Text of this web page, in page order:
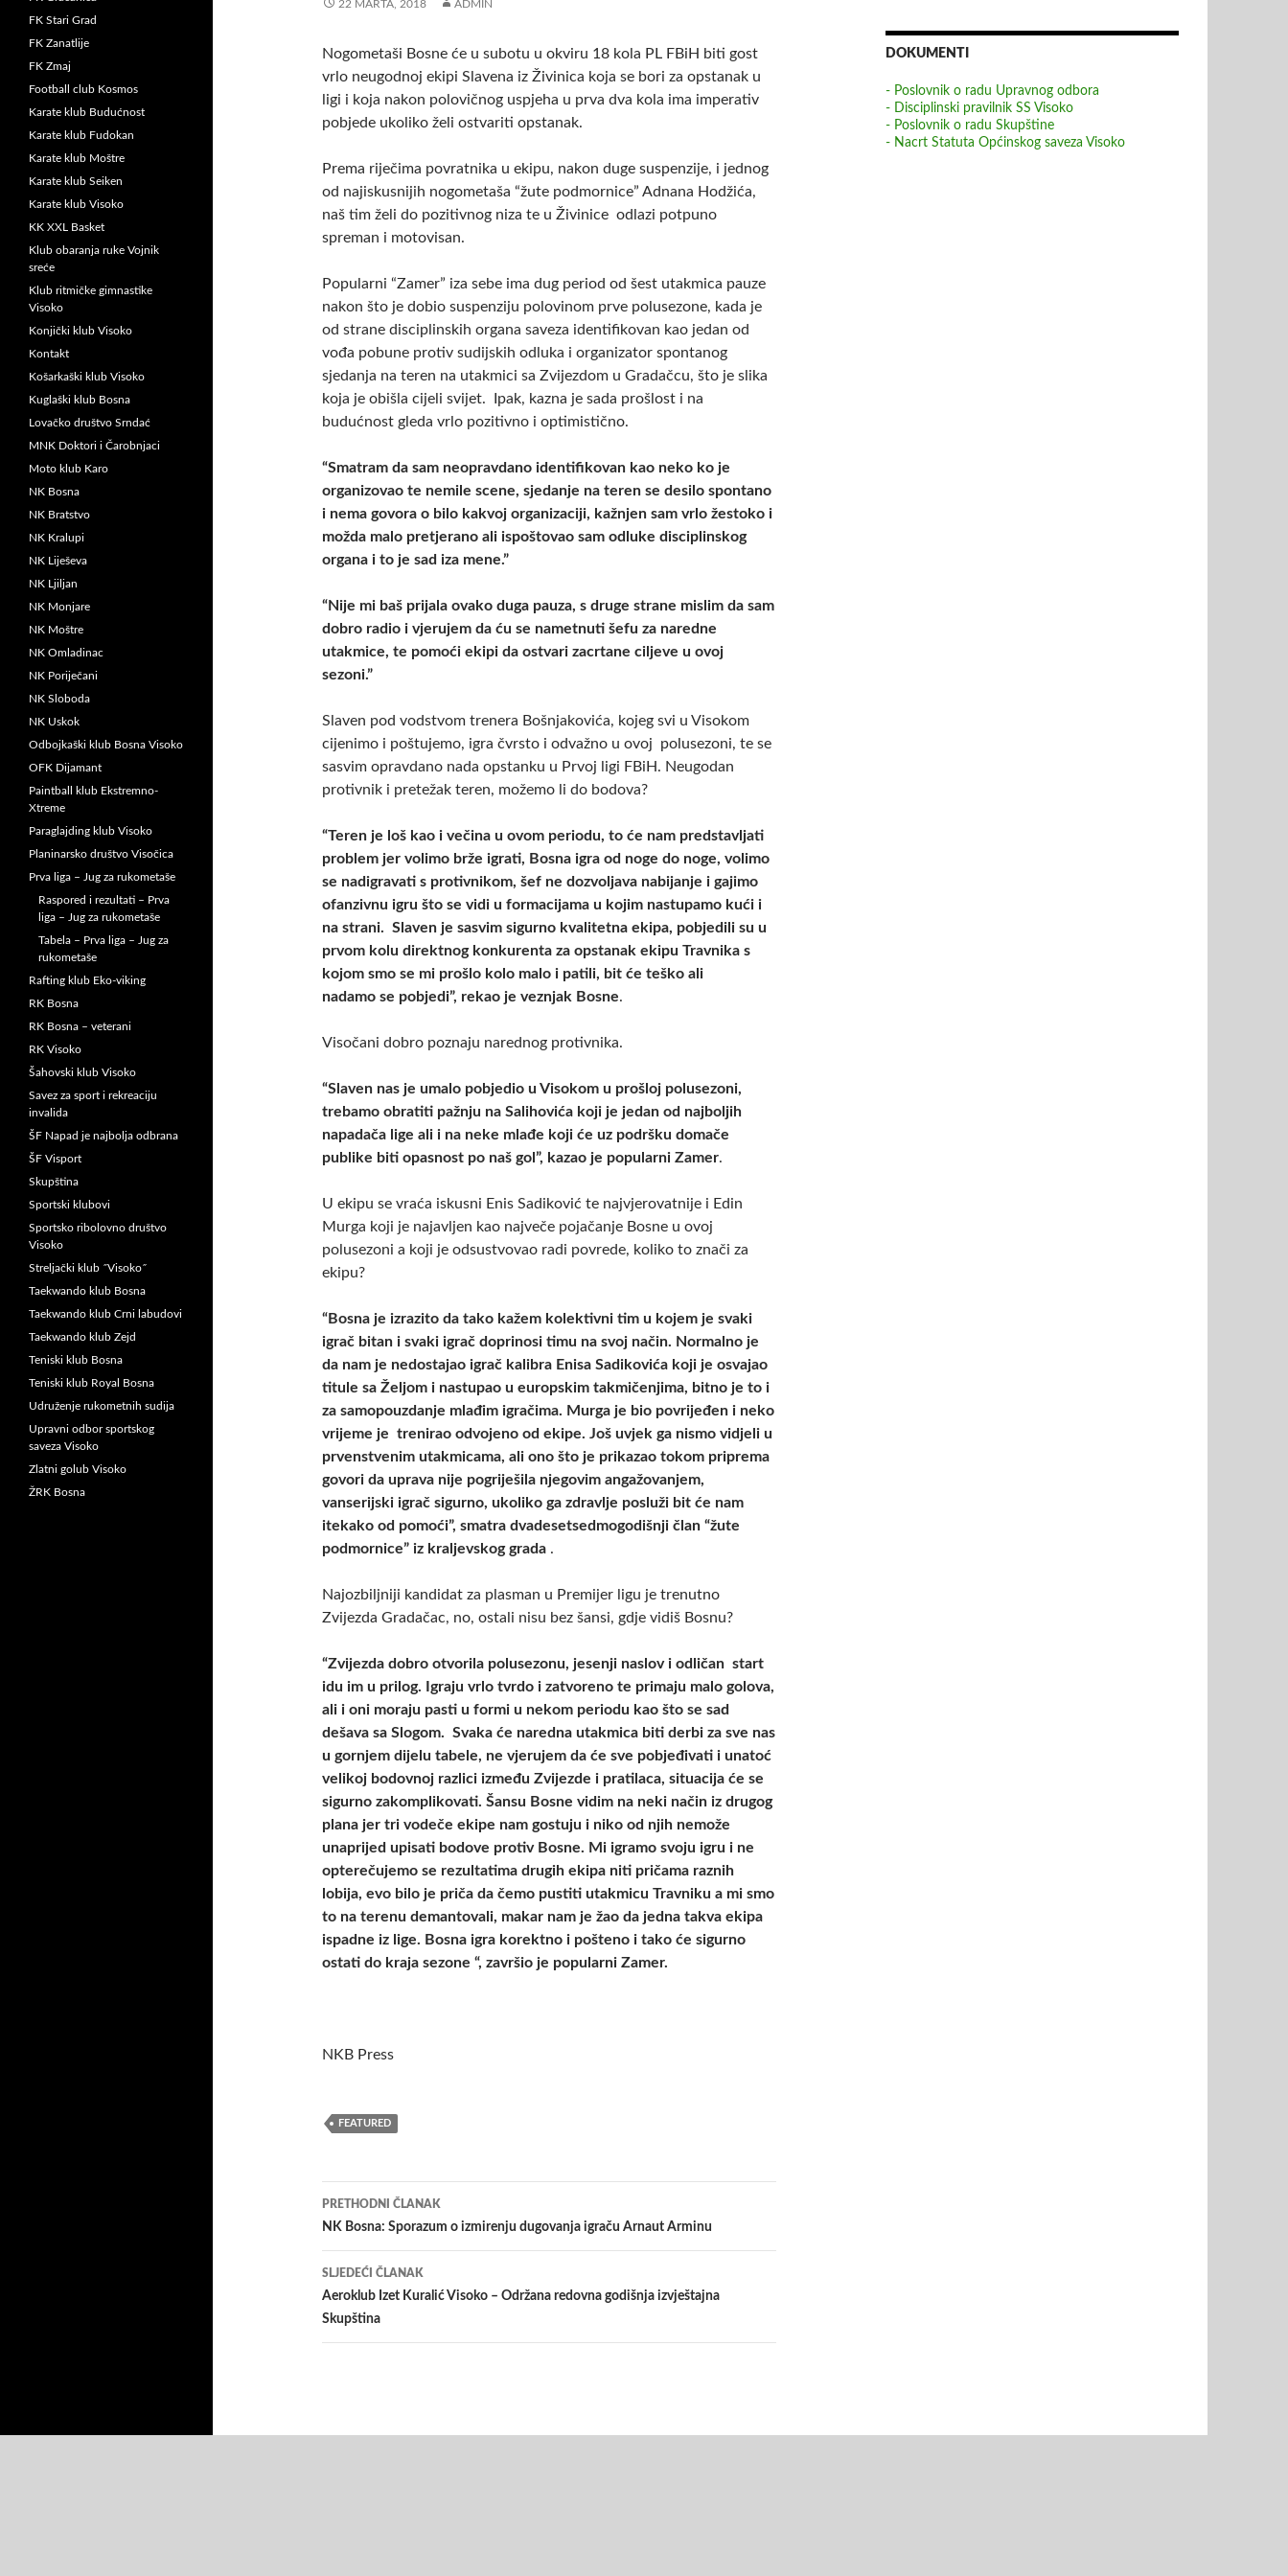
22 MARTA, 2018 ADMIN
Nogometaši Bosne će u subotu u okviru 18 kola PL FBiH biti gost
vrlo neugodnoj ekipi Slavena iz Živinica koja se bori za opstanak u
ligi i koja nakon polovičnog uspjeha u prva dva kola ima imperativ
pobjede ukoliko želi ostvariti opstanak.
Prema riječima povratnika u ekipu, nakon duge suspenzije, i jednog
od najiskusnijih nogometaša “žute podmornice” Adnana Hodžića,
naš tim želi do pozitivnog niza te u Živinice odlazi potpuno
spreman i motovisan.
Popularni “Zamer” iza sebe ima dug period od šest utakmica pauze
nakon što je dobio suspenziju polovinom prve polusezone, kada je
od strane disciplinskih organa saveza identifikovan kao jedan od
vođa pobune protiv sudijskih odluka i organizator spontanog
sjedanja na teren na utakmici sa Zvijezdom u Gradačcu, što je slika
koja je obišla cijeli svijet. Ipak, kazna je sada prošlost i na
budućnost gleda vrlo pozitivno i optimistično.
“Smatram da sam neopravdano identifikovan kao neko ko je
organizovao te nemile scene, sjedanje na teren se desilo spontano
i nema govora o bilo kakvoj organizaciji, kažnjen sam vrlo žestoko i
možda malo pretjerano ali ispoštovao sam odluke disciplinskog
organa i to je sad iza mene.”
“Nije mi baš prijala ovako duga pauza, s druge strane mislim da sam
dobro radio i vjerujem da ću se nametnuti šefu za naredne
utakmice, te pomoći ekipi da ostvari zacrtane ciljeve u ovoj
sezoni.”
Slaven pod vodstvom trenera Bošnjakovića, kojeg svi u Visokom
cijenimo i poštujemo, igra čvrsto i odvažno u ovoj polusezoni, te se
sasvim opravdano nada opstanku u Prvoj ligi FBiH. Neugodan
protivnik i pretežak teren, možemo li do bodova?
“Teren je loš kao i večina u ovom periodu, to će nam predstavljati
problem jer volimo brže igrati, Bosna igra od noge do noge, volimo
se nadigravati s protivnikom, šef ne dozvoljava nabijanje i gajimo
ofanzivnu igru što se vidi u formacijama u kojim nastupamo kući i
na strani. Slaven je sasvim sigurno kvalitetna ekipa, pobjedili su u
prvom kolu direktnog konkurenta za opstanak ekipu Travnika s
kojom smo se mi prošlo kolo malo i patili, bit će teško ali
nadamo se pobjedi”, rekao je veznjak Bosne.
Visočani dobro poznaju narednog protivnika.
“Slaven nas je umalo pobjedio u Visokom u prošloj polusezoni,
trebamo obratiti pažnju na Salihovića koji je jedan od najboljih
napadača lige ali i na neke mlađe koji će uz podršku domače
publike biti opasnost po naš gol”, kazao je popularni Zamer.
U ekipu se vraća iskusni Enis Sadiković te najvjerovatnije i Edin
Murga koji je najavljen kao največe pojačanje Bosne u ovoj
polusezoni a koji je odsustvovao radi povrede, koliko to znači za
ekipu?
“Bosna je izrazito da tako kažem kolektivni tim u kojem je svaki
igrač bitan i svaki igrač doprinosi timu na svoj način. Normalno je
da nam je nedostajao igrač kalibra Enisa Sadikovića koji je osvajao
titule sa Željom i nastupao u europskim takmičenjima, bitno je to i
za samopouzdanje mlađim igračima. Murga je bio povrijeđen i neko
vrijeme je trenirao odvojeno od ekipe. Još uvjek ga nismo vidjeli u
prvenstvenim utakmicama, ali ono što je prikazao tokom priprema
govori da uprava nije pogriješila njegovim angažovanjem,
vanserijski igrač sigurno, ukoliko ga zdravlje posluži bit će nam
itekako od pomoći”, smatra dvadesetsedmogodišnji član “žute
podmornice” iz kraljevskog grada .
Najozbiljniji kandidat za plasman u Premijer ligu je trenutno
Zvijezda Gradačac, no, ostali nisu bez šansi, gdje vidiš Bosnu?
“Zvijezda dobro otvorila polusezonu, jesenji naslov i odličan start
idu im u prilog. Igraju vrlo tvrdo i zatvoreno te primaju malo golova,
ali i oni moraju pasti u formi u nekom periodu kao što se sad
dešava sa Slogom. Svaka će naredna utakmica biti derbi za sve nas
u gornjem dijelu tabele, ne vjerujem da će sve pobjeđivati i unatoć
velikoj bodovnoj razlici između Zvijezde i pratilaca, situacija će se
sigurno zakomplikovati. Šansu Bosne vidim na neki način iz drugog
plana jer tri vodeče ekipe nam gostuju i niko od njih nemože
unaprijed upisati bodove protiv Bosne. Mi igramo svoju igru i ne
opterečujemo se rezultatima drugih ekipa niti pričama raznih
lobija, evo bilo je priča da čemo pustiti utakmicu Travniku a mi smo
to na terenu demantovali, makar nam je žao da jedna takva ekipa
ispadne iz lige. Bosna igra korektno i pošteno i tako će sigurno
ostati do kraja sezone “, završio je popularni Zamer.
NKB Press
FEATURED
Navigacija
članaka
PRETHODNI ČLANAK
NK Bosna: Sporazum o izmirenju dugovanja igraču Arnaut Arminu
SLJEDEĆI ČLANAK
Aeroklub Izet Kuralić Visoko – Održana redovna godišnja izvještajna
Skupština
DOKUMENTI
- Poslovnik o radu Upravnog odbora
- Disciplinski pravilnik SS Visoko
- Poslovnik o radu Skupštine
- Nacrt Statuta Općinskog saveza Visoko
FK Stari Grad
FK Zanatlije
FK Zmaj
Football club Kosmos
Karate klub Budućnost
Karate klub Fudokan
Karate klub Moštre
Karate klub Seiken
Karate klub Visoko
KK XXL Basket
Klub obaranja ruke Vojnik
sreće
Klub ritmičke gimnastike
Visoko
Konjički klub Visoko
Kontakt
Košarkaški klub Visoko
Kuglaški klub Bosna
Lovačko društvo Srndać
MNK Doktori i Čarobnjaci
Moto klub Karo
NK Bosna
NK Bratstvo
NK Kralupi
NK Liješeva
NK Ljiljan
NK Monjare
NK Moštre
NK Omladinac
NK Poriječani
NK Sloboda
NK Uskok
Odbojkaški klub Bosna Visoko
OFK Dijamant
Paintball klub Ekstremno-
Xtreme
Paraglajding klub Visoko
Planinarsko društvo Visočica
Prva liga – Jug za rukometaše
Raspored i rezultati – Prva
liga – Jug za rukometaše
Tabela – Prva liga – Jug za
rukometaše
Rafting klub Eko-viking
RK Bosna
RK Bosna – veterani
RK Visoko
Šahovski klub Visoko
Savez za sport i rekreaciju
invalida
ŠF Napad je najbolja odbrana
ŠF Visport
Skupština
Sportski klubovi
Sportsko ribolovno društvo
Visoko
Streljački klub ˝Visoko˝
Taekwando klub Bosna
Taekwando klub Crni labudovi
Taekwando klub Zejd
Teniski klub Bosna
Teniski klub Royal Bosna
Udruženje rukometnih sudija
Upravni odbor sportskog
saveza Visoko
Zlatni golub Visoko
ŽRK Bosna